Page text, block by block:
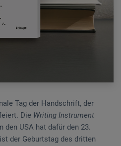
Tag der Handschrift, der
Die Writing Instrument
den USA hat dafür den 23.
der Geburtstag des dritten